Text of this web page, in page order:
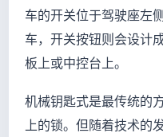
车的开关位于驾驶座左
车，开关按钮则会设计
板上或中控台上。
机械钥匙式是最传统的
上的锁。但随着技术的